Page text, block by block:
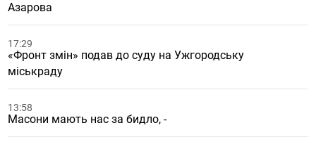
Азарова
17:29
«Фронт змін» подав до суду на Ужгородську
міськраду
13:58
Масони мають нас за бидло, -